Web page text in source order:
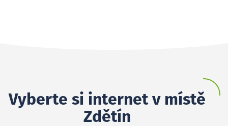
Vyberte si internet v místě
Zdětín